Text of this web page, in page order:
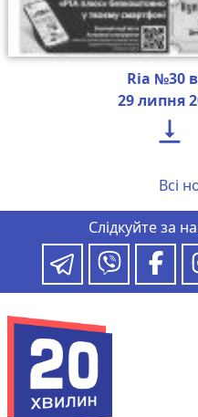
Ria №30
29 липня

Всі
Слідкуйте за